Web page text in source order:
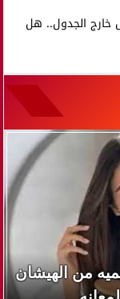
خارج الجدول.. هل
من الهيشان